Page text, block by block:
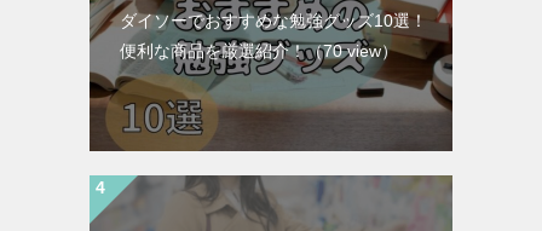
ダイソーでおすすめな勉強グッズ10選！
便利な商品を厳選紹介！（70 view）